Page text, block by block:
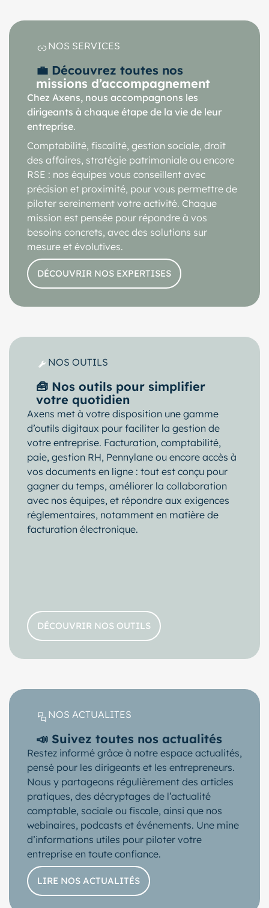
NOS SERVICES
💼 Découvrez toutes nos
missions d’accompagnement
Chez Axens, nous accompagnons les
dirigeants à chaque étape de la vie de leur
entreprise.
Comptabilité, fiscalité, gestion sociale, droit
des affaires, stratégie patrimoniale ou encore
RSE : nos équipes vous conseillent avec
précision et proximité, pour vous permettre de
piloter sereinement votre activité. Chaque
mission est pensée pour répondre à vos
besoins concrets, avec des solutions sur
mesure et évolutives.
DÉCOUVRIR NOS EXPERTISES
NOS OUTILS
🧰 Nos outils pour simplifier
votre quotidien
Axens met à votre disposition une gamme
d’outils digitaux pour faciliter la gestion de
votre entreprise. Facturation, comptabilité,
paie, gestion RH, Pennylane ou encore accès à
vos documents en ligne : tout est conçu pour
gagner du temps, améliorer la collaboration
avec nos équipes, et répondre aux exigences
réglementaires, notamment en matière de
facturation électronique.
DÉCOUVRIR NOS OUTILS
NOS ACTUALITES
📣 Suivez toutes nos actualités
Restez informé grâce à notre espace actualités,
pensé pour les dirigeants et les entrepreneurs.
Nous y partageons régulièrement des articles
pratiques, des décryptages de l’actualité
comptable, sociale ou fiscale, ainsi que nos
webinaires, podcasts et événements. Une mine
d’informations utiles pour piloter votre
entreprise en toute confiance.
LIRE NOS ACTUALITÉS